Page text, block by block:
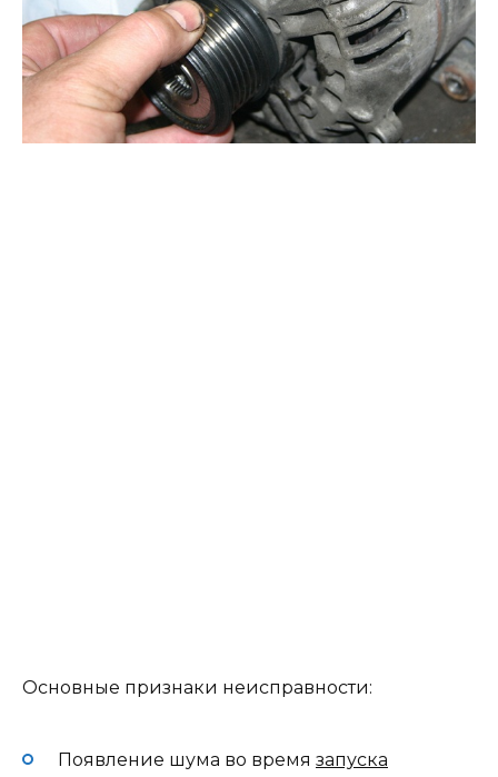
Основные признаки неисправности:
Появление шума во время запуска